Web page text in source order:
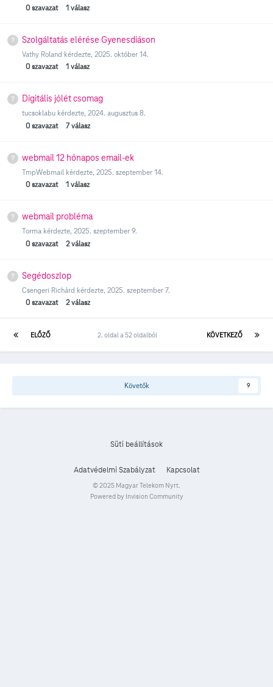
0 szavazat 1 válasz
Szolgáltatás elérése Gyenesdiáson
Vathy Roland kérdezte, 2025. október 14.
0 szavazat 1 válasz
Digitális jólét csomag
tucsoklabu kérdezte, 2024. augusztus 8.
0 szavazat 7 válasz
webmail 12 hónapos email-ek
TmpWebmail kérdezte, 2025. szeptember 14.
0 szavazat 1 válasz
webmail probléma
Torma kérdezte, 2025. szeptember 9.
0 szavazat 2 válasz
Segédoszlop
Csengeri Richárd kérdezte, 2025. szeptember 7.
0 szavazat 2 válasz
ELŐZŐ KÖVETKEZŐ
2. oldal a 52 oldalból
Követők 9
Süti beállítások
Adatvédelmi Szabályzat Kapcsolat
© 2025 Magyar Telekom Nyrt.
Powered by Invision Community